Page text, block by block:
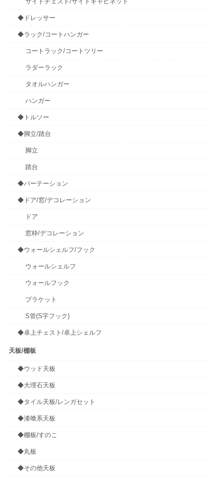
◆ドレッサー
◆ラック/コートハンガー
コートラック/コートツリー
ラダーラック
タオルハンガー
ハンガー
◆トルソー
◆脚立/踏台
脚立
踏台
◆パーテーション
◆ドア/窓/デコレーション
ドア
窓枠/デコレーション
◆ウォールシェルフ/フック
ウォールシェルフ
ウォールフック
ブラケット
S管(S字フック)
◆卓上チェスト/卓上シェルフ
天板/棚板
◆ウッド天板
◆大理石天板
◆タイル天板/レンガセット
◆漆喰系天板
◆棚板/すのこ
◆丸板
◆その他天板